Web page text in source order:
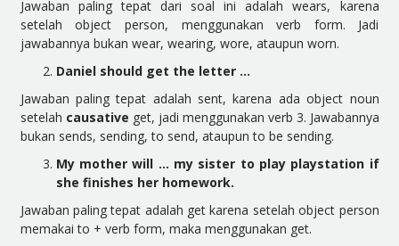
Jawaban paling tepat dari soal ini adalah wears, karena
setelah object person, menggunakan verb form. Jadi
jawabannya bukan wear, wearing, wore, ataupun worn.
Daniel should get the letter …
Jawaban paling tepat adalah sent, karena ada object noun
setelah causative get, jadi menggunakan verb 3. Jawabannya
bukan sends, sending, to send, ataupun to be sending.
My mother will … my sister to play playstation if
she finishes her homework.
Jawaban paling tepat adalah get karena setelah object person
memakai to + verb form, maka menggunakan get.